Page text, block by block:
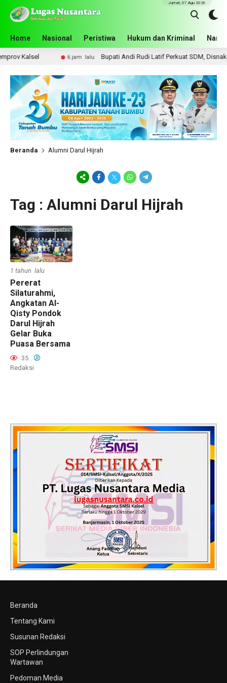
Home Nasional Peristiwa Hukum dan Kriminal
Jumat, 07 Agu 2026
Kalsel 6 jam lalu Bupati Andi Rudi Latif Perkuat SDM,
Beranda Alumni Darul Hijrah
Tag : Alumni Darul Hijrah
1 tahun lalu
Pererat
Silaturahmi,
Angkatan Al-
Qisty Pondok
Darul Hijrah
Gelar Buka
Puasa Bersama
35
Redaksi
Beranda
Tentang Kami
Susunan Redaksi
SOP Perlindungan
Wartawan
Pedoman Media